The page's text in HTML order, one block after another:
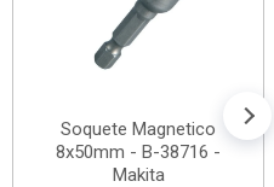
Soquete Magnetico
8x50mm - B-38716 -
Makita